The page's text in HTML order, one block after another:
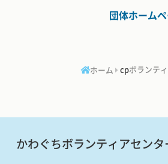
団体ホーム
ホーム cpボランテ
かわぐちボランティアセンタ